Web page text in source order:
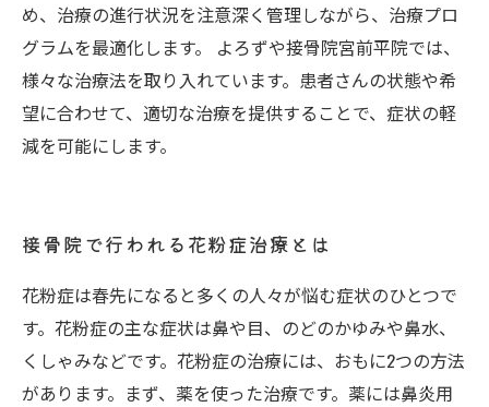
め、治療の進行状況を注意深く管理しながら、治療プロ
グラムを最適化します。 よろずや接骨院宮前平院では、
様々な治療法を取り入れています。患者さんの状態や希
望に合わせて、適切な治療を提供することで、症状の軽
減を可能にします。
接骨院で行われる花粉症治療とは
花粉症は春先になると多くの人々が悩む症状のひとつで
す。花粉症の主な症状は鼻や目、のどのかゆみや鼻水、
くしゃみなどです。花粉症の治療には、おもに2つの方法
があります。まず、薬を使った治療です。薬には鼻炎用